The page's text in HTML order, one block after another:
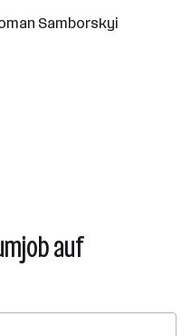
Samborskyi
auf